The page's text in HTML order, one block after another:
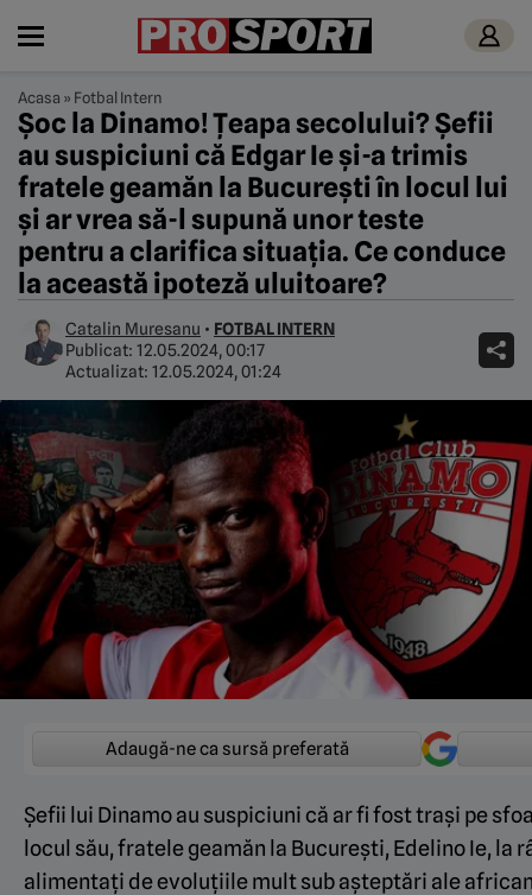
Acasa » Fotbal Intern
Șoc la Dinamo! Țeapa secolului? Șefii
au suspiciuni că Edgar Ie și-a trimis
fratele geamăn la București în locul lui
și ar vrea să-l supună unor teste
pentru a clarifica situația. Ce conduce
la această ipoteză uluitoare?
Catalin Muresanu • FOTBAL INTERN
Publicat: 12.05.2024, 00:17
Actualizat: 12.05.2024, 01:24
Adaugă-ne ca sursă preferată
Șefii lui Dinamo au suspiciuni că ar fi fost trași pe
locul său, fratele geamăn la București, Edelino Ie, la
alimentați de evoluțiile mult sub așteptări ale